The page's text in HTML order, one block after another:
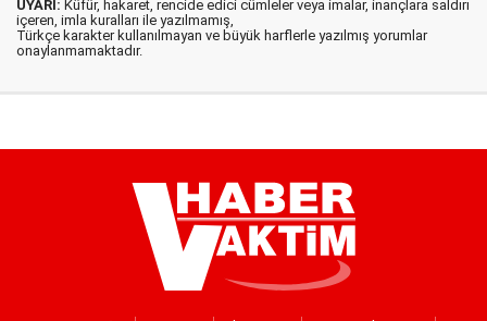
UYARI: Küfür, hakaret, rencide edici cümleler veya imalar, inançlara saldırı
içeren, imla kuralları ile yazılmamış,
Türkçe karakter kullanılmayan ve büyük harflerle yazılmış yorumlar
onaylanmamaktadır.